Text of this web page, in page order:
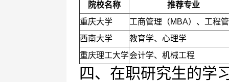
院校名称
推荐专业
重庆大学
工商管理（MBA）、工程
西南大学
教育学、心理学
重庆理工大学会计学、机械工程
四、在职研究生的学